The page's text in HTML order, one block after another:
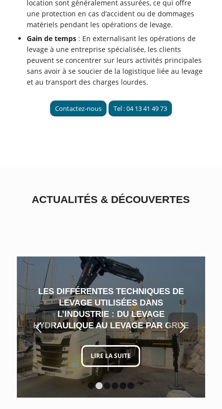
location sont généralement assurées, ce qui offre
une protection en cas d’accident ou de dommages
matériels pendant les opérations de levage.
Gain de temps : En externalisant les opérations de
levage à une entreprise spécialisée, les clients
peuvent se concentrer sur leurs activités principales
sans avoir à se soucier de la logistique liée au levage
et au transport des charges lourdes.
Contactez-nous Tel : 04 13 41 49 73
ACTUALITÉS & DÉCOUVERTES
LES DIFFÉRENTES TECHNIQUES DE
LEVAGE UTILISÉES DANS
L’INDUSTRIE : DU LEVAGE
HYDRAULIQUE AU LEVAGE PAR GRUE
LIRE LA SUITE
Suivant
4 5 6